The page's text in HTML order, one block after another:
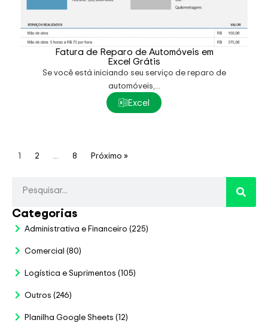
Categorias
Administrativa e Financeiro (225)
Comercial (80)
Logística e Suprimentos (105)
Outros (246)
Planilha Google Sheets (12)
Fatura de Reparo de Automóveis em
Excel Grátis
Se você está iniciando seu serviço de reparo de
automóveis,...
Excel
1 2 … 8 Próximo »